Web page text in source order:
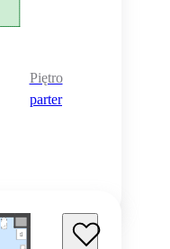
Piętro
parter